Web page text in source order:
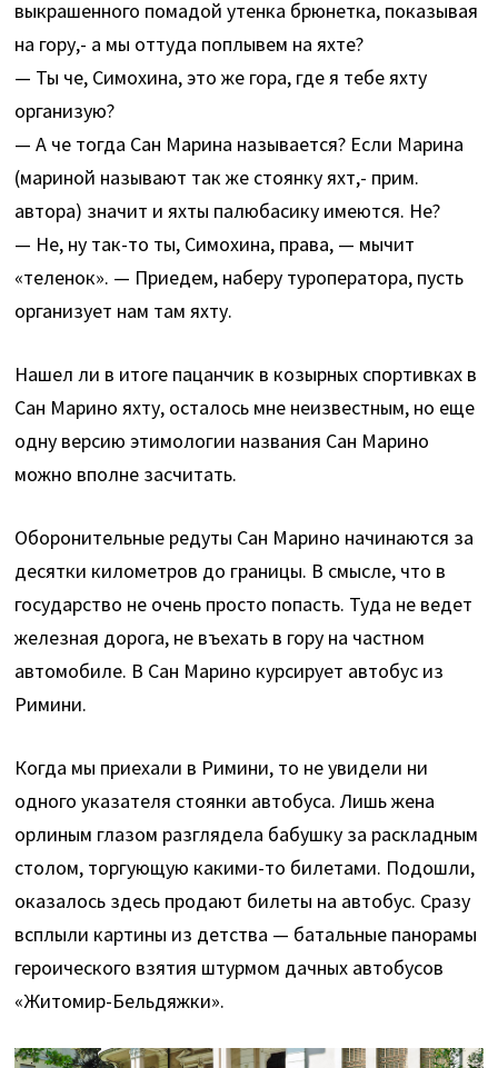
выкрашенного помадой утенка брюнетка, показывая
на гору,- а мы оттуда поплывем на яхте?
— Ты че, Симохина, это же гора, где я тебе яхту
организую?
— А че тогда Сан Марина называется? Если Марина
(мариной называют так же стоянку яхт,- прим.
автора) значит и яхты палюбасику имеются. Не?
— Не, ну так-то ты, Симохина, права, — мычит
«теленок». — Приедем, наберу туроператора, пусть
организует нам там яхту.
Нашел ли в итоге пацанчик в козырных спортивках в
Сан Марино яхту, осталось мне неизвестным, но еще
одну версию этимологии названия Сан Марино
можно вполне засчитать.
Оборонительные редуты Сан Марино начинаются за
десятки километров до границы. В смысле, что в
государство не очень просто попасть. Туда не ведет
железная дорога, не въехать в гору на частном
автомобиле. В Сан Марино курсирует автобус из
Римини.
Когда мы приехали в Римини, то не увидели ни
одного указателя стоянки автобуса. Лишь жена
орлиным глазом разглядела бабушку за раскладным
столом, торгующую какими-то билетами. Подошли,
оказалось здесь продают билеты на автобус. Сразу
всплыли картины из детства — батальные панорамы
героического взятия штурмом дачных автобусов
«Житомир-Бельдяжки».